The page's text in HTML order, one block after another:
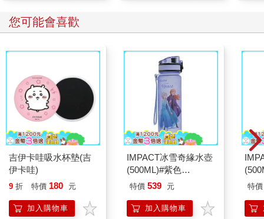
莉亞，再見，剛才哥哥跟妳說的事不可以忘記喔！
波洛涅斯：啊，竟然一下子就跑掉了，這傢伙動作還真快啊。
告訴他生活費要省一點用，也忘記告訴他散步的必要性了……沒
關係，之後再寫信告訴他吧。喂，奧菲莉亞，妳的臉色不太好
喔，是不是哥哥又對妳提出什麼無理的要求啦？我都曉得喔，一
定是他搶妳的零用錢對吧？因為從爸爸這裡拿的不夠，所以強迫
妳每個月偷偷寄多少錢給他對吧。嗯，一定是這樣沒錯，可惡的
傢伙。
奧菲莉亞：不是的，不是父親說的這樣。哥哥不是這麼無聊的
的。
波洛涅斯：嗯，其實，說得也是，他都已經二十三歲了，要是連
這點小事都不懂，那還得了。和同年齡的哈姆雷特殿下相比，雷
爾提斯還成熟三倍呢，他將來一定會比我這個做爸爸的還要偉
大。我這麼嘮叨、一而再地仔細叮囑，都是經過深謀遠慮的。我
您可能會喜歡
吉伊卡哇吸水杯墊(吉
伊卡哇)
9 折 特價 180 元
加入購物車
IMPACT冰雪奇緣水壺
(500ML)#紫色
IMDSB01PL
特價 539 元
加入購物車
特價